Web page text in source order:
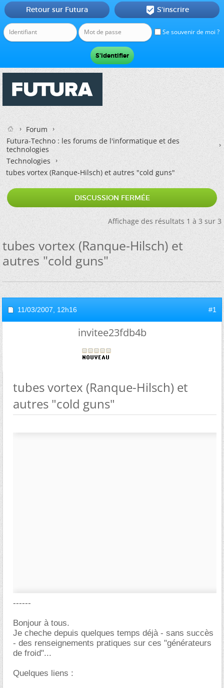
Se souvenir de moi ?
Retour sur Futura  S'inscrire
Forum
Futura-Techno : les forums de l'informatique et des
technologies
Technologies
tubes vortex (Ranque-Hilsch) et autres "cold guns"
DISCUSSION FERMÉE
Affichage des résultats 1 à 3 sur 3
tubes vortex (Ranque-Hilsch) et
autres "cold guns"
11/03/2007, 12h16 #1
invitee23fdb4b
tubes vortex (Ranque-Hilsch) et
autres "cold guns"
------
Bonjour à tous.
Je cheche depuis quelques temps déjà - sans succès
- des renseignements pratiques sur ces "générateurs
de froid"...
Quelques liens :